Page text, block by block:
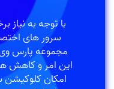
با توجه به نیاز
سرور های
مجموعه پارس
این امر و کاهش
امکان کلوکیشن